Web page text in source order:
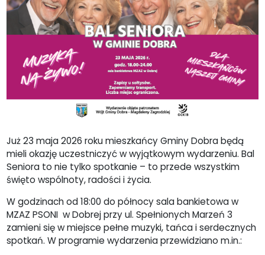
Już 23 maja 2026 roku mieszkańcy Gminy Dobra będą
mieli okazję uczestniczyć w wyjątkowym wydarzeniu. Bal
Seniora to nie tylko spotkanie – to przede wszystkim
święto wspólnoty, radości i życia.
W godzinach od 18:00 do północy sala bankietowa w
MZAZ PSONI w Dobrej przy ul. Spełnionych Marzeń 3
zamieni się w miejsce pełne muzyki, tańca i serdecznych
spotkań. W programie wydarzenia przewidziano m.in.: